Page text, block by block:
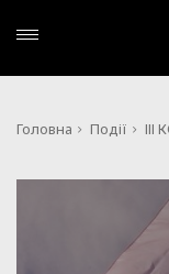
Головна Події